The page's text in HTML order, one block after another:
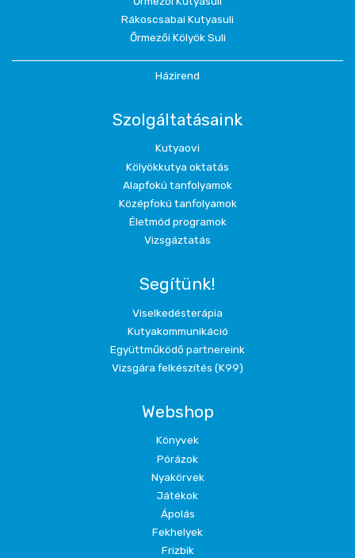
Rákoscsabai Kutyasuli
Őrmezői Kölyök Suli
Házirend
Szolgáltatásaink
Kutyaovi
Kölyökkutya oktatás
Alapfokú tanfolyamok
Középfokú tanfolyamok
Életmód programok
Vizsgáztatás
Segítünk!
Viselkedésterápia
Kutyakommunikáció
Együttműködő partnereink
Vizsgára felkészítés (K99)
Webshop
Könyvek
Pórázok
Nyakörvek
Játékok
Ápolás
Fekhelyek
Frizbik